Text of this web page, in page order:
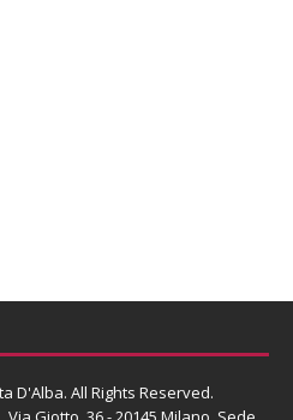
D'Alba. All Rights Reserved.